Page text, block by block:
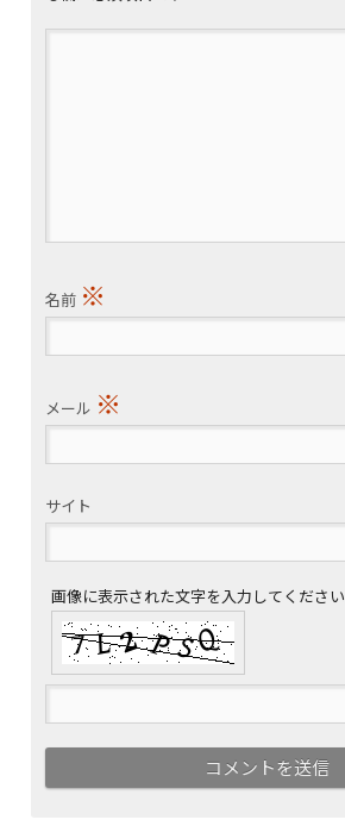
名前 ※
メール ※
サイト
画像に表示された文字を入力してください